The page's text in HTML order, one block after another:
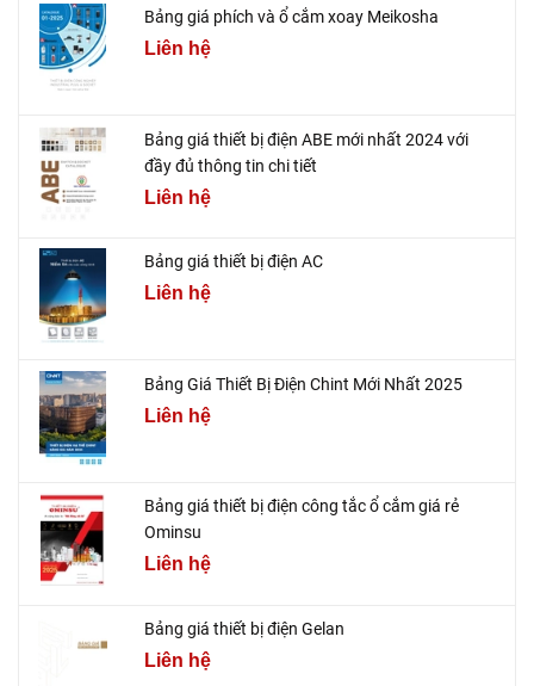
Bảng giá phích và ổ cắm xoay Meikosha
Liên hệ
Bảng giá thiết bị điện ABE mới nhất 2024 với
đầy đủ thông tin chi tiết
Liên hệ
Bảng giá thiết bị điện AC
Liên hệ
Bảng Giá Thiết Bị Điện Chint Mới Nhất 2025
Liên hệ
Bảng giá thiết bị điện công tắc ổ cắm giá rẻ
Ominsu
Liên hệ
Bảng giá thiết bị điện Gelan
Liên hệ